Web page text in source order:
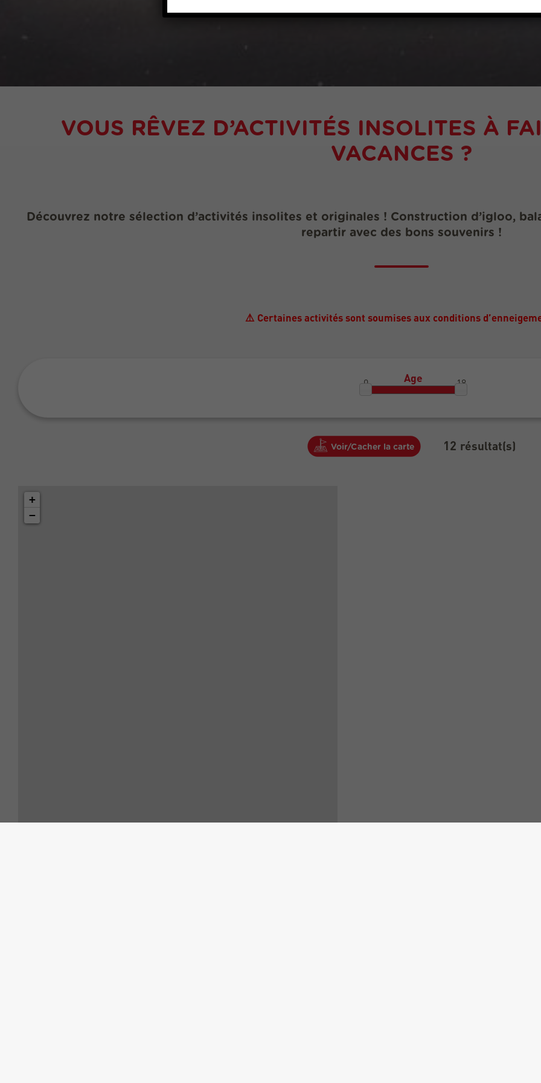
VOUS RÊVEZ D’ACTIVITÉS INSOLITES À
VACANCES ?
Découvrez notre sélection d’activités insolites et originales ! Construction d’igloo,
repartir avec des bons souvenirs !
⚠️ Certaines activités sont soumises aux conditions
Age
0 18
Voir/Cacher la carte 12 résultat(s)
+
−